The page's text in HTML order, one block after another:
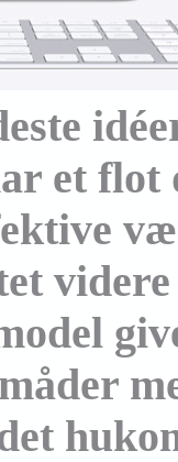
et flot